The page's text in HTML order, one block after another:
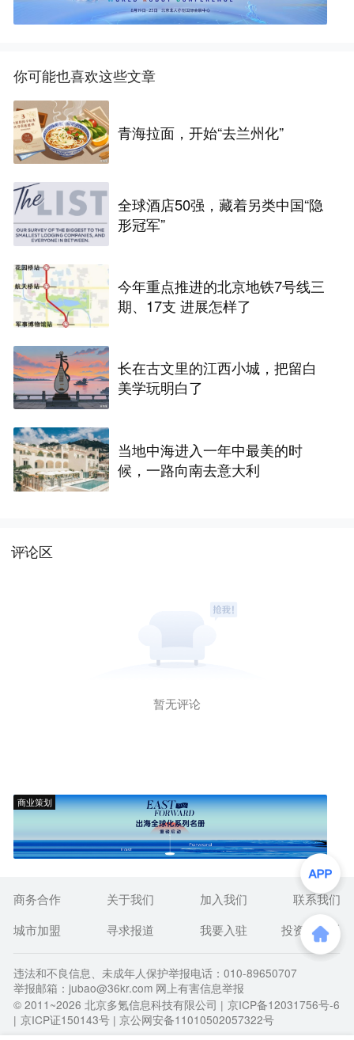
你可能也喜欢这些文章
青海拉面，开始“去兰州化”
全球酒店50强，藏着另类中国“隐
形冠军”
今年重点推进的北京地铁7号线三
期、17支 进展怎样了
长在古文里的江西小城，把留白
美学玩明白了
当地中海进入一年中最美的时
候，一路向南去意大利
评论区
暂无评论
商业策划
商务合作 关于我们 加入我们
联系我们
城市加盟
寻求报道 我要入驻 投资者关系
违法和不良信息、未成年人保护举报电话：010-89650707
举报邮箱：jubao@36kr.com 网上有害信息举报
© 2011~2026 北京多氪信息科技有限公司 | 京ICP备12031756号-6
| 京ICP证150143号 | 京公网安备11010502057322号